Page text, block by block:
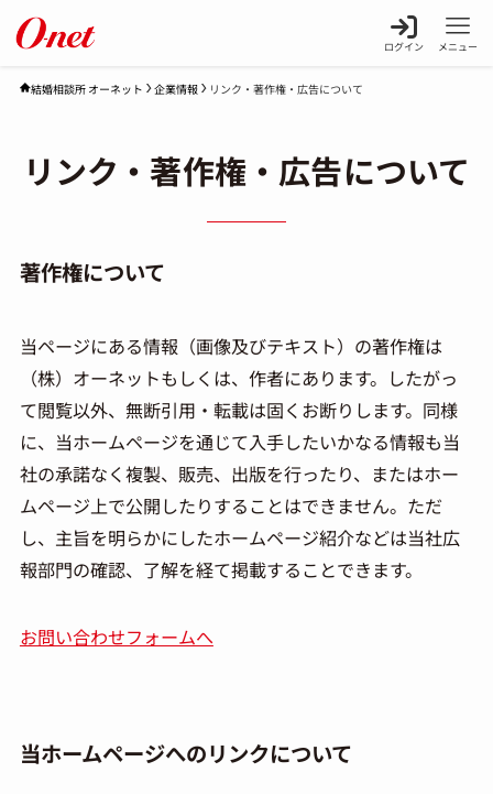
ログイン メニュー
結婚相談所 オーネット 企業情報 リンク・著作権・広告について
リンク・著作権・広告について
著作権について
当ページにある情報（画像及びテキスト）の著作権は
（株）オーネットもしくは、作者にあります。したがっ
て閲覧以外、無断引用・転載は固くお断りします。同様
に、当ホームページを通じて入手したいかなる情報も当
社の承諾なく複製、販売、出版を行ったり、またはホー
ムページ上で公開したりすることはできません。ただ
し、主旨を明らかにしたホームページ紹介などは当社広
報部門の確認、了解を経て掲載することできます。
お問い合わせフォームへ
当ホームページへのリンクについて